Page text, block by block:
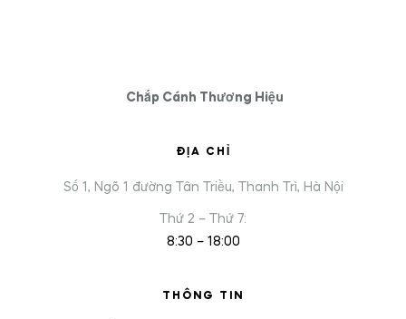
Chắp Cánh Thương Hiệu
ĐỊA CHỈ
Số 1, Ngõ 1 đường Tân Triều, Thanh Trì, Hà Nội
Thứ 2 – Thứ 7:
8:30 – 18:00
THÔNG TIN